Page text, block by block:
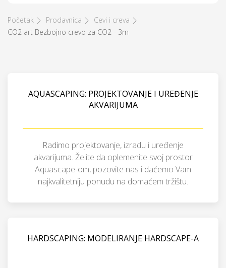
Početak Prodavnica
Cevi i creva
CO2 art Bezbojno crevo za CO2 - 3m
AQUASCAPING: PROJEKTOVANJE I UREĐENJE
AKVARIJUMA
Radimo projektovanje, izradu i uređenje
akvarijuma. Želite da oplemenite svoj prostor
Aquascape-om, pozovite nas i daćemo Vam
najkvalitetniju ponudu na domaćem tržištu.
HARDSCAPING: MODELIRANJE HARDSCAPE-A